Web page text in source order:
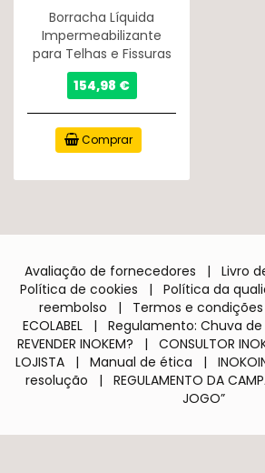
Borracha Líquida
Impermeabilizante
para Telhas e Fissuras
154,98 €
Comprar
Avaliação de fornecedores | Livro
Política de cookies | Política da
reembolso | Termos e condições
ECOLABEL| Regulamento: Chuva de
REVENDER INOKEM? | CONSULTOR
LOJISTA | Manual de ética |
resolução | REGULAMENTO DA
JOGO”